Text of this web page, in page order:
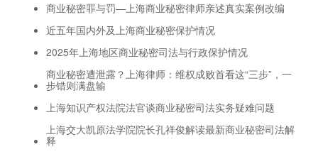
商业秘密罪与罚—上海商业秘密律师亲述真实案例改编
近五年国内外及上海商业秘密保护情况
2025年上海地区商业秘密司法与行政保护情况
商业秘密遭泄露？上海律师：维权成败首看这“三步”，一
步错则满盘输
上海知识产权法院法官谈商业秘密司法实务疑难问题
上海交大凯原法学院院长孔祥俊解读最新商业秘密司法解
释